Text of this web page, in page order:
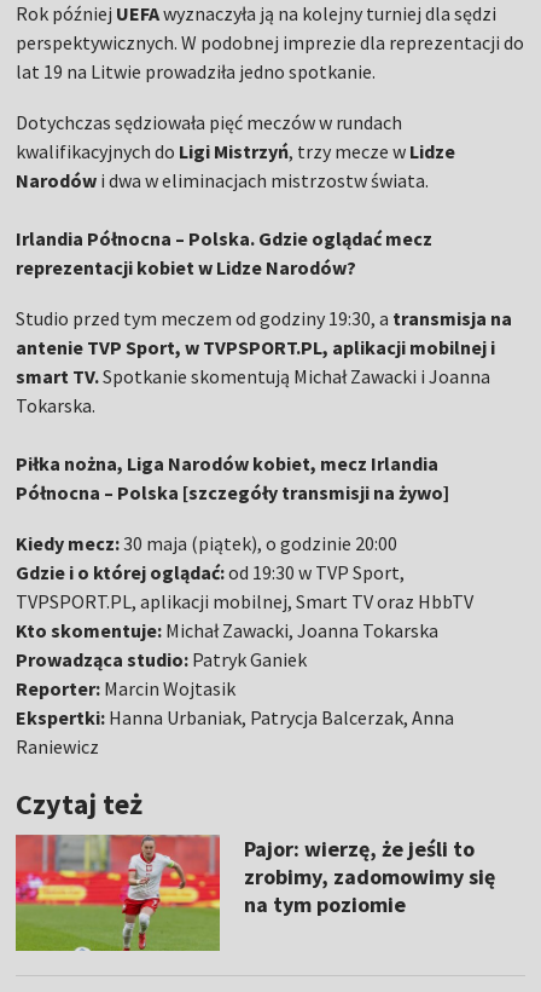
Rok później UEFAwyznaczyła ją na kolejny turniej dla sędzi
perspektywicznych. W podobnej imprezie dla reprezentacji do
lat 19 na Litwie prowadziła jedno spotkanie.
Dotychczas sędziowała pięć meczów w rundach
kwalifikacyjnych do Ligi Mistrzyń, trzy mecze w Lidze
Narodów i dwa w eliminacjach mistrzostw świata.
Irlandia Północna – Polska. Gdzie oglądać mecz
reprezentacji kobiet w Lidze Narodów?
Studio przed tym meczem od godziny 19:30, a transmisja na
antenie TVP Sport, w TVPSPORT.PL, aplikacji mobilnej i
smart TV.Spotkanie skomentują Michał Zawacki i Joanna
Tokarska.
Piłka nożna, Liga Narodów kobiet, mecz Irlandia
Północna – Polska [szczegóły transmisji na żywo]
Kiedy mecz:30 maja (piątek), o godzinie 20:00
Gdzie i o której oglądać:od 19:30 w TVP Sport,
TVPSPORT.PL, aplikacji mobilnej, Smart TV oraz HbbTV
Kto skomentuje: Michał Zawacki, Joanna Tokarska
Prowadząca studio: Patryk Ganiek
Reporter: Marcin Wojtasik
Ekspertki: Hanna Urbaniak, Patrycja Balcerzak, Anna
Raniewicz
Czytaj też
Pajor: wierzę, że jeśli to
zrobimy, zadomowimy się
na tym poziomie